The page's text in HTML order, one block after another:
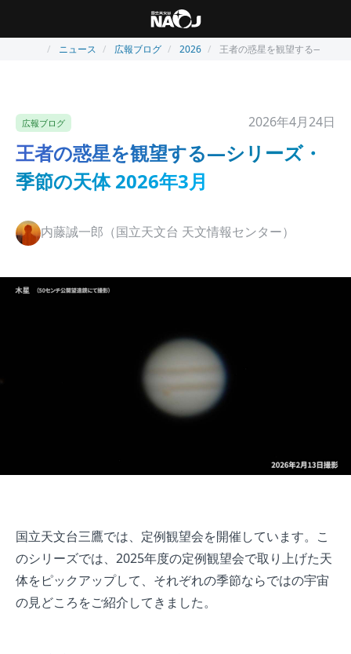
ニュース 広報ブログ 2026 王者の惑星を観望する―シリ
広報ブログ 2026年4月24日
王者の惑星を観望する―シリーズ・
季節の天体 2026年3月
内藤誠一郎（国立天文台 天文情報センター）
国立天文台三鷹では、定例観望会を開催しています。こ
のシリーズでは、2025年度の定例観望会で取り上げた天
体をピックアップして、それぞれの季節ならではの宇宙
の見どころをご紹介してきました。